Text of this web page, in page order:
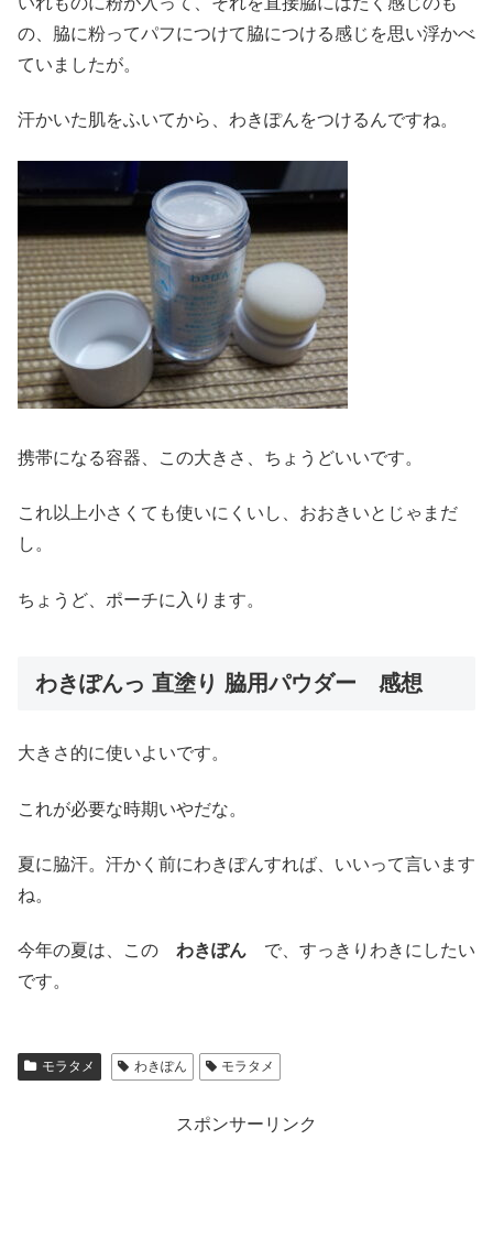
の、脇に粉ってパフにつけて脇につける感じを思い浮かべ
ていましたが。
汗かいた肌をふいてから、わきぽんをつけるんですね。
携帯になる容器、この大きさ、ちょうどいいです。
これ以上小さくても使いにくいし、おおきいとじゃまだ
し。
ちょうど、ポーチに入ります。
わきぽんっ 直塗り 脇用パウダー 感想
大きさ的に使いよいです。
これが必要な時期いやだな。
夏に脇汗。汗かく前にわきぽんすれば、いいって言います
ね。
今年の夏は、この わきぽん で、すっきりわきにしたい
です。
モラタメ わきぽん モラタメ
スポンサーリンク